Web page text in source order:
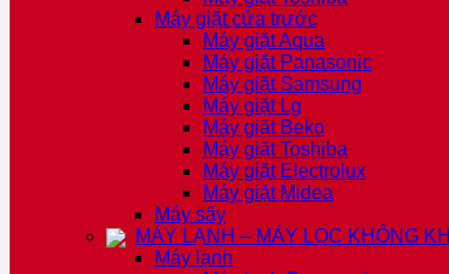
Máy giặt cửa trước
Máy giặt Aqua
Máy giặt Panasonic
Máy giặt Samsung
Máy giặt Lg
Máy giặt Beko
Máy giặt Toshiba
Máy giặt Electrolux
Máy giặt Midea
Máy sấy
MÁY LẠNH – MÁY LỌC KHÔNG KHÍ
Máy lạnh